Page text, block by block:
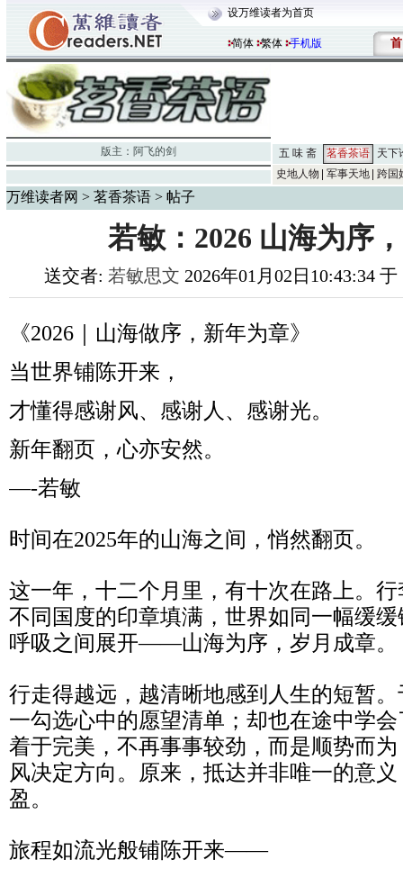
设万维读者为首页
简体 繁体 手机版 首
版主： 阿飞的剑 五 味 斋 茗香茶语
天下
史地人物
军事天地 跨国
万维读者网 > 茗香茶语 > 帖子
若敏：2026 山海为序
送交者: 若敏思文 2026年01月02日10:43:34
《2026｜山海做序，新年为章》
当世界铺陈开来，
才懂得感谢风、感谢人、感谢光。
新年翻页，心亦安然。
—-若敏
时间在2025年的山海之间，悄然翻页。
这一年，十二个月里，有十次在路上。
不同国度的印章填满，世界如同一幅缓
呼吸之间展开——山海为序，岁月成章。
行走得越远，越清晰地感到人生的短暂
一勾选心中的愿望清单；却也在途中学
着于完美，不再事事较劲，而是顺势而
风决定方向。原来，抵达并非唯一的意
盈。
旅程如流光般铺陈开来——